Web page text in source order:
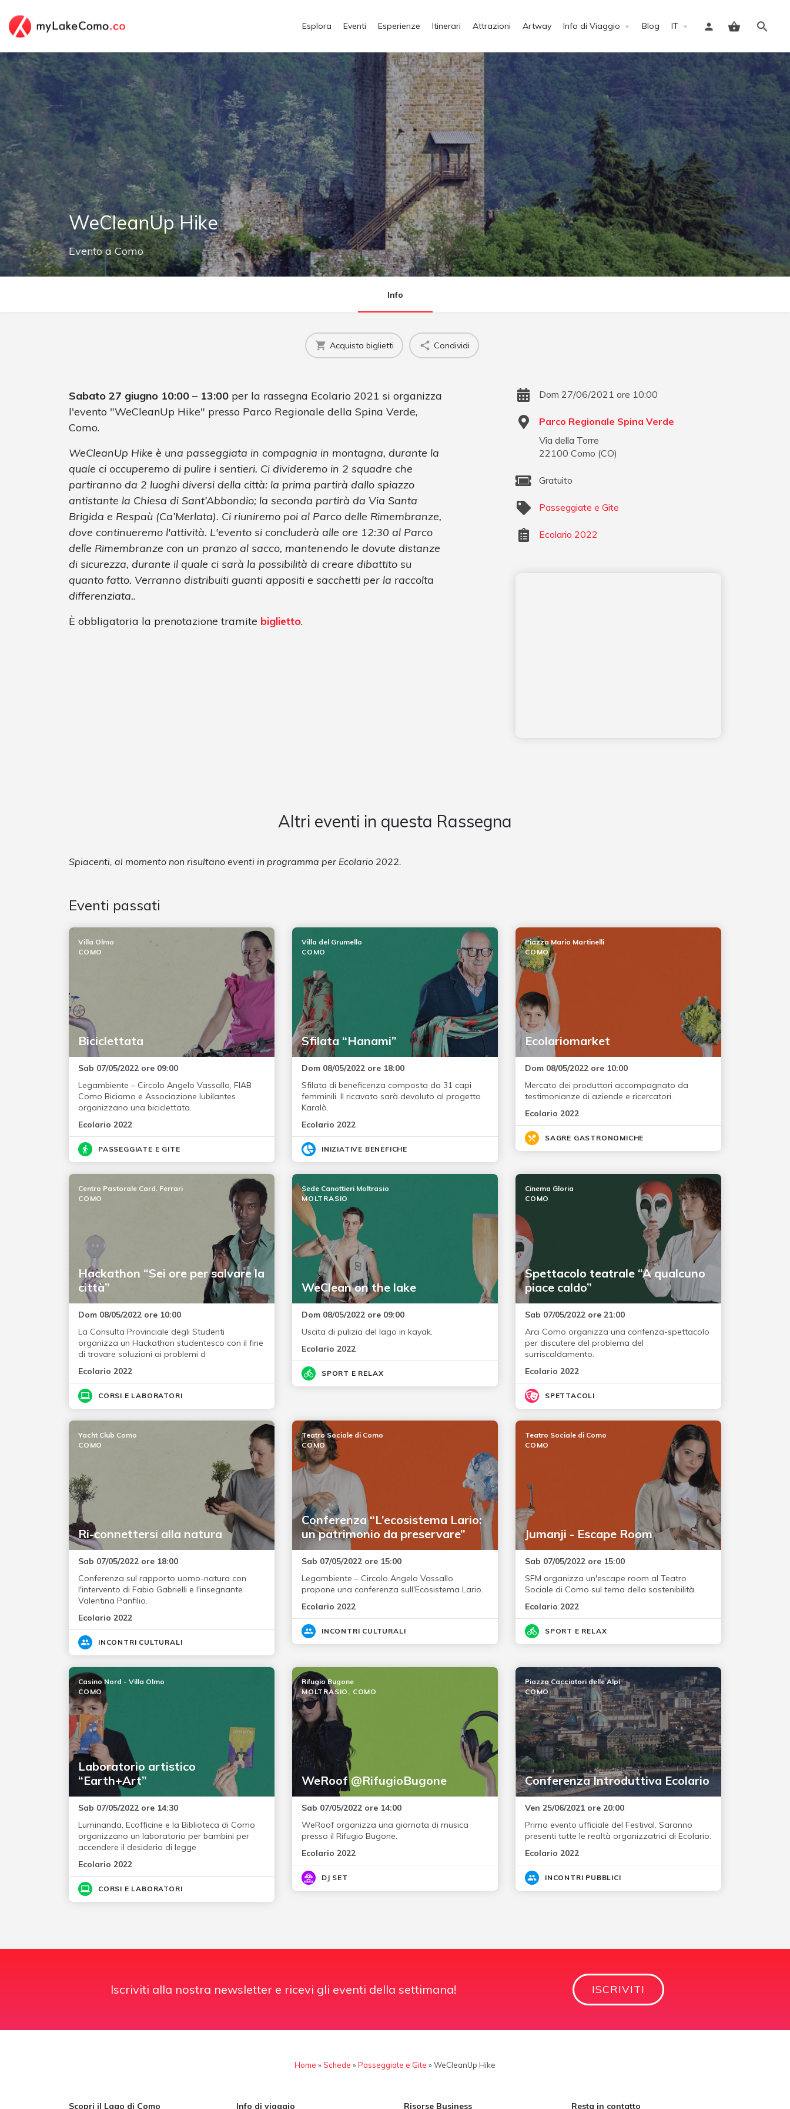
Esplora Eventi Esperienze Itinerari Attrazioni Artway Info di Viaggio Blog IT
Accedi
WeCleanUp Hike
EventoaComo
Info
Acquista biglietti Condividi
Sabato 27 giugno 10:00 – 13:00 per la rassegna Ecolario 2021 si organizza
l'evento "WeCleanUp Hike" presso Parco Regionale della Spina Verde,
Como.
WeCleanUp Hike è una passeggiata in compagnia in montagna, durante la
quale ci occuperemo di pulire i sentieri. Ci divideremo in 2 squadre che
partiranno da 2 luoghi diversi della città: la prima partirà dallo spiazzo
antistante la Chiesa di Sant’Abbondio; la seconda partirà da Via Santa
Brigida e Respaù (Ca’Merlata). Ci riuniremo poi al Parco delle Rimembranze,
dove continueremo l'attività. L'evento si concluderà alle ore 12:30 al Parco
delle Rimembranze con un pranzo al sacco, mantenendo le dovute distanze
di sicurezza, durante il quale ci sarà la possibilità di creare dibattito su
quanto fatto. Verranno distribuiti guanti appositi e sacchetti per la raccolta
differenziata..
È obbligatoria la prenotazione tramite biglietto.
Dom 27/06/2021 ore 10:00
Parco Regionale Spina Verde
Via della Torre
22100 Como (CO)
Gratuito
Passeggiate e Gite
Ecolario 2022
Altri eventi in questa Rassegna
Spiacenti, al momento non risultano eventi in programma per Ecolario 2022.
Eventi passati
Biciclettata
Villa Olmo
COMO
Sab 07/05/2022 ore 09:00
Legambiente – Circolo Angelo Vassallo, FIAB
Como Biciamo e Associazione Iubilantes
organizzano una biciclettata.
Ecolario 2022
PASSEGGIATE E GITE
Sfilata “Hanami”
Villa del Grumello
COMO
Dom 08/05/2022 ore 18:00
Sfilata di beneficenza composta da 31 capi
femminili. Il ricavato sarà devoluto al progetto
Karalò.
Ecolario 2022
INIZIATIVE BENEFICHE
Ecolariomarket
Piazza Mario Martinelli
COMO
Dom 08/05/2022 ore 10:00
Mercato dei produttori accompagnato da
testimonianze di aziende e ricercatori.
Ecolario 2022
SAGRE GASTRONOMICHE
Hackathon “Sei ore per salvare la
città”
Centro Pastorale Card. Ferrari
COMO
Dom 08/05/2022 ore 10:00
La Consulta Provinciale degli Studenti
organizza un Hackathon studentesco con il fine
di trovare soluzioni ai problemi d
Ecolario 2022
CORSI E LABORATORI
WeClean on the lake
Sede Canottieri Moltrasio
MOLTRASIO
Dom 08/05/2022 ore 09:00
Uscita di pulizia del lago in kayak.
Ecolario 2022
SPORT E RELAX
Spettacolo teatrale “A qualcuno
piace caldo”
Cinema Gloria
COMO
Sab 07/05/2022 ore 21:00
Arci Como organizza una confenza-spettacolo
per discutere del problema del
surriscaldamento.
Ecolario 2022
SPETTACOLI
Ri-connettersi alla natura
Yacht Club Como
COMO
Sab 07/05/2022 ore 18:00
Conferenza sul rapporto uomo-natura con
l'intervento di Fabio Gabrielli e l'insegnante
Valentina Panfilio.
Ecolario 2022
INCONTRI CULTURALI
Conferenza “L’ecosistema Lario:
un patrimonio da preservare”
Teatro Sociale di Como
COMO
Sab 07/05/2022 ore 15:00
Legambiente – Circolo Angelo Vassallo
propone una conferenza sull'Ecosistema Lario.
Ecolario 2022
INCONTRI CULTURALI
Jumanji - Escape Room
Teatro Sociale di Como
COMO
Sab 07/05/2022 ore 15:00
SFM organizza un'escape room al Teatro
Sociale di Como sul tema della sostenibilità.
Ecolario 2022
SPORT E RELAX
Laboratorio artistico
“Earth+Art”
Casino Nord - Villa Olmo
COMO
Sab 07/05/2022 ore 14:30
Luminanda, Ecofficine e la Biblioteca di Como
organizzano un laboratorio per bambini per
accendere il desiderio di legge
Ecolario 2022
CORSI E LABORATORI
WeRoof @RifugioBugone
Rifugio Bugone
MOLTRASIO, COMO
Sab 07/05/2022 ore 14:00
WeRoof organizza una giornata di musica
presso il Rifugio Bugone.
Ecolario 2022
DJ SET
Conferenza Introduttiva Ecolario
Piazza Cacciatori delle Alpi
COMO
Ven 25/06/2021 ore 20:00
Primo evento ufficiale del Festival. Saranno
presenti tutte le realtà organizzatrici di Ecolario.
Ecolario 2022
INCONTRI PUBBLICI
Iscriviti alla nostra newsletter e ricevi gli eventi della settimana! ISCRIVITI
Home »Schede »Passeggiate e Gite »WeCleanUp Hike
Scopri il Lago di Como Info di viaggio Risorse Business Resta in contatto